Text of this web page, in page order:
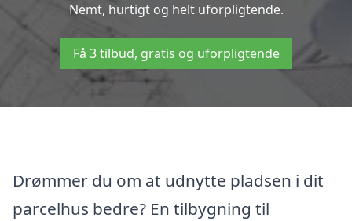
Nemt, hurtigt og helt uforpligtende.
Få 3 tilbud, gratis og uforpligtende
Drømmer du om at udnytte pladsen i dit
parcelhus bedre? En tilbygning til